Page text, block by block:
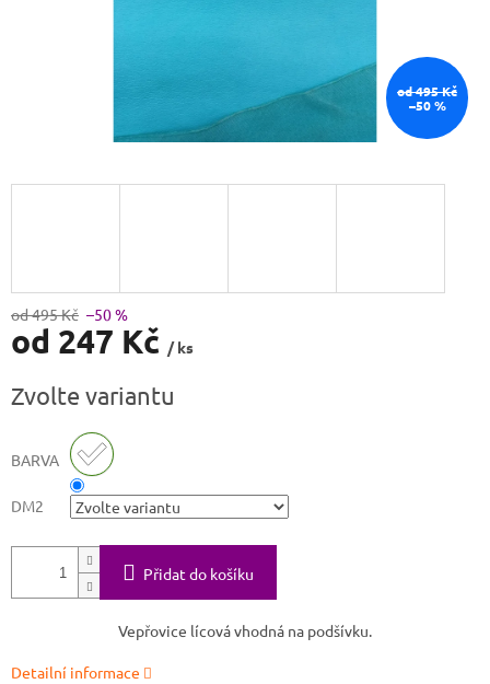
od 495 Kč
–50 %
od 495 Kč –50 %
od 247 Kč / ks
cena:
Zvolte variantu
BARVA
DM2
Přidat do košíku
Vepřovice lícová vhodná na podšívku.
Detailní informace